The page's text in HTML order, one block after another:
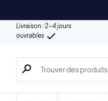
Livraison : 2-4 jours
ouvrables
Recherche de produits,